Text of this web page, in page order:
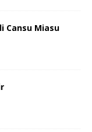
Cansu Miasu